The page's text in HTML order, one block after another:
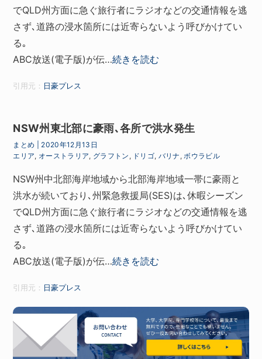
でQLD州方面に急ぐ旅行者にラジオなどの交通情報を逃
さず､道路の浸水箇所には近寄らないよう呼びかけてい
る｡
ABC放送(電子版)が伝…続きを読む
引用元： 日豪プレス
NSW州東北部に豪雨､各所で洪水発生
まとめ
2020年12月13日
エリア, オーストラリア, グラフトン , ドリゴ, バリナ , ボウラビル
NSW州中北部海岸地域から北部海岸地域一帯に豪雨と
洪水が続いており､州緊急救援局(SES)は､休暇シーズン
でQLD州方面に急ぐ旅行者にラジオなどの交通情報を逃
さず､道路の浸水箇所には近寄らないよう呼びかけてい
る｡
ABC放送(電子版)が伝…続きを読む
引用元： 日豪プレス